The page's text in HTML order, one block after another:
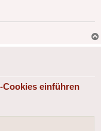
Cookies einführen